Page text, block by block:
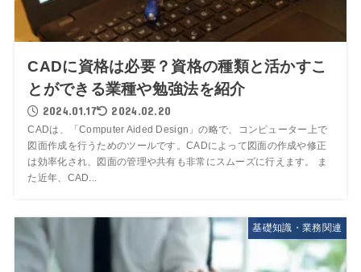
CADに資格は必要？資格の種類と活かすこ
とができる業種や勉強法を紹介
2024.01.17 2024.02.20
CADは、「Computer Aided Design」の略で、コンピューター上で
図面作成を行うためのツールです。CADによって図面の作成や修正
は効率化され、図面の管理や共有も非常にスムーズに行えます。 ま
た近年、CAD...
基礎知識・業務関連